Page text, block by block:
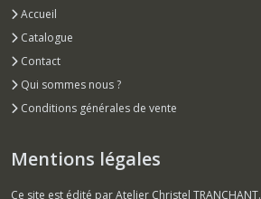
Accueil
Catalogue
Contact
Qui sommes nous ?
Conditions générales de vente
Mentions légales
Ce site est édité par Atelier Christel TRANCHANT.